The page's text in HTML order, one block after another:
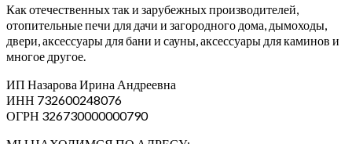
Как отечественных так и зарубежных производителей,
отопительные печи для дачи и загородного дома, дымоходы,
двери, аксессуары для бани и сауны, аксессуары для каминов и
многое другое.
ИП Назарова Ирина Андреевна⁠
ИНН 732600248076
ОГРН 326730000000790